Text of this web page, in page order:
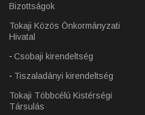
Bizottságok
Tokaji Közös Önkormányzati
Hivatal
Csobaji kirendeltség
Tiszaladányi kirendeltség
Tokaji Többcélú Kistérségi
Társulás